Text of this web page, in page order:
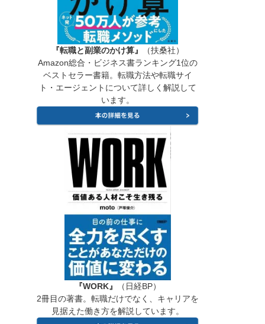
『転職と副業のかけ算』
（扶桑社）
Amazon総合・ビジネス書ランキング1位の
ベストセラー書籍。転職方法や転職サイ
ト・エージェントについて詳しく解説して
います。
『WORK』
（日経BP）
2冊目の著書。転職だけでなく、キャリアを
見据えた働き方を解説しています。